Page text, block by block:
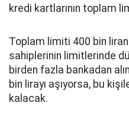
kredi kartlarının toplam
Toplam limiti 400 bin
sahiplerinin limitlerinde
birden fazla bankadan
bin lirayı aşıyorsa, bu
kalacak.